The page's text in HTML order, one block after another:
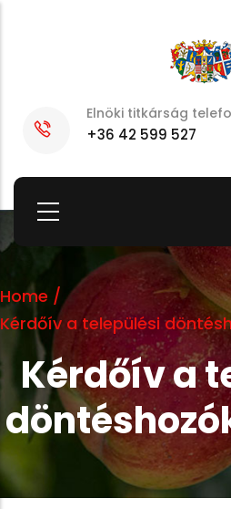
Elnöki titkárság
+36 42 599 527
Home /
Kérdőív a települési
Kérdőív a